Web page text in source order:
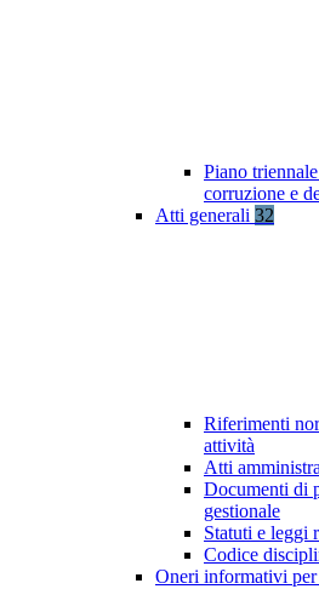
Piano
corruzione e
Atti generali 32
Riferimenti
attività
Atti
Documenti di
gestionale
Statuti e leggi
Codice
Oneri informativi